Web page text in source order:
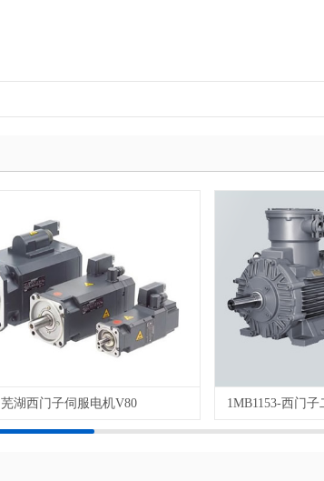
芜湖西门子伺服电机V80 1MB1153-西门